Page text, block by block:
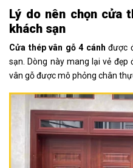
Lý do nên chọn cửa
khách sạn
Cửa thép vân gỗ 4 cánh được
sạn. Dòng này mang lại vẻ
vân gỗ được mô phỏng chân